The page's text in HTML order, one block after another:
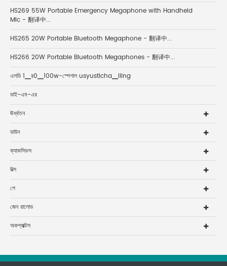
HS269 55W Portable Emergency Megaphone with Handheld
Mic - 翻译中...
HS265 20W Portable Bluetooth Megaphone - 翻译中...
HS266 20W Portable Bluetooth Megaphones - 翻译中...
এলডি 1▁র0▁100w-স্পেশাল usyusticha▁iling
ডাই-এম-এর
ঊর্ধ্বতন
ডাউন
ক্যাকসিভস
উত্স
পে
জেন রালোড
অকপ্যাক্টস